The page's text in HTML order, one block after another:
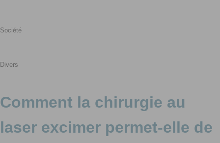
Société
Divers
Comment la chirurgie au
laser excimer permet-elle de